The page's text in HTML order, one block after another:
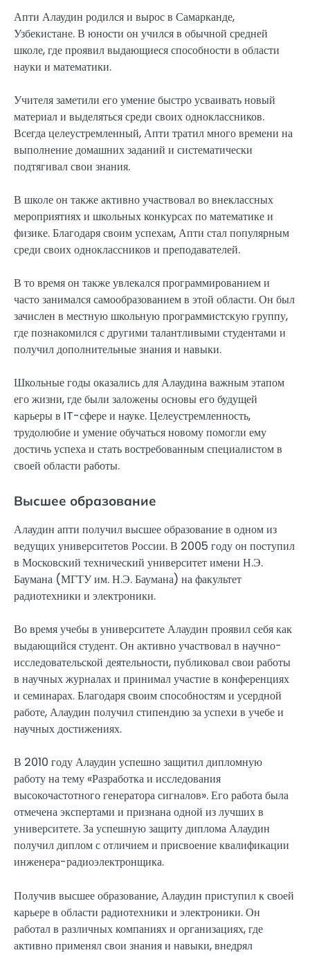
Апти Алаудин родился и вырос в Самарканде,
Узбекистане. В юности он учился в обычной средней
школе, где проявил выдающиеся способности в области
науки и математики.
Учителя заметили его умение быстро усваивать новый
материал и выделяться среди своих одноклассников.
Всегда целеустремленный, Апти тратил много времени на
выполнение домашних заданий и систематически
подтягивал свои знания.
В школе он также активно участвовал во внеклассных
мероприятиях и школьных конкурсах по математике и
физике. Благодаря своим успехам, Апти стал популярным
среди своих одноклассников и преподавателей.
В то время он также увлекался программированием и
часто занимался самообразованием в этой области. Он был
зачислен в местную школьную программистскую группу,
где познакомился с другими талантливыми студентами и
получил дополнительные знания и навыки.
Школьные годы оказались для Алаудина важным этапом
его жизни, где были заложены основы его будущей
карьеры в IT-сфере и науке. Целеустремленность,
трудолюбие и умение обучаться новому помогли ему
достичь успеха и стать востребованным специалистом в
своей области работы.
Высшее образование
Алаудин апти получил высшее образование в одном из
ведущих университетов России. В 2005 году он поступил
в Московский технический университет имени Н.Э.
Баумана (МГТУ им. Н.Э. Баумана) на факультет
радиотехники и электроники.
Во время учебы в университете Алаудин проявил себя как
выдающийся студент. Он активно участвовал в научно-
исследовательской деятельности, публиковал свои работы
в научных журналах и принимал участие в конференциях
и семинарах. Благодаря своим способностям и усердной
работе, Алаудин получил стипендию за успехи в учебе и
научных достижениях.
В 2010 году Алаудин успешно защитил дипломную
работу на тему «Разработка и исследования
высокочастотного генератора сигналов». Его работа была
отмечена экспертами и признана одной из лучших в
университете. За успешную защиту диплома Алаудин
получил диплом с отличием и присвоение квалификации
инженера-радиоэлектронщика.
Получив высшее образование, Алаудин приступил к своей
карьере в области радиотехники и электроники. Он
работал в различных компаниях и организациях, где
активно применял свои знания и навыки, внедрял